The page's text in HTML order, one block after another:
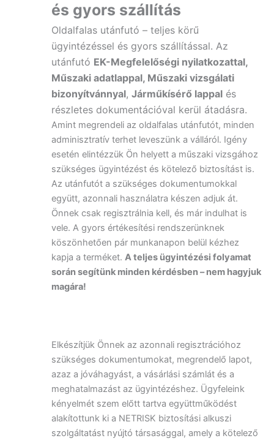
és gyors szállítás
Oldalfalas utánfutó – teljes körű
ügyintézéssel és gyors szállítással. Az
utánfutó EK-Megfelelőségi nyilatkozattal,
Műszaki adatlappal, Műszaki vizsgálati
bizonyítvánnyal, Járműkísérő lappalés
részletes dokumentációval kerül átadásra.
Amint megrendeli az oldalfalas utánfutót, minden
adminisztratív terhet leveszünk a válláról. Igény
esetén elintézzük Ön helyett a műszaki vizsgához
szükséges ügyintézést és kötelező biztosítást is.
Az utánfutót a szükséges dokumentumokkal
együtt, azonnali használatra készen adjuk át.
Önnek csak regisztrálnia kell, és már indulhat is
vele. A gyors értékesítési rendszerünknek
köszönhetően pár munkanapon belül kézhez
kapja a terméket. A teljes ügyintézési folyamat
során segítünk minden kérdésben – nem hagyjuk
magára!
Elkészítjük Önnek az azonnali regisztrációhoz
szükséges dokumentumokat, megrendelő lapot,
azaz a jóváhagyást, a vásárlási számlát és a
meghatalmazást az ügyintézéshez. Ügyfeleink
kényelmét szem előtt tartva együttműködést
alakítottunk ki a NETRISK biztosítási alkuszi
szolgáltatást nyújtó társasággal, amely a kötelező